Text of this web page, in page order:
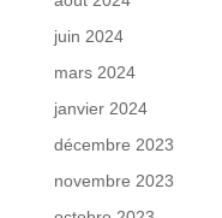
juin 2024
mars 2024
janvier 2024
décembre 2023
novembre 2023